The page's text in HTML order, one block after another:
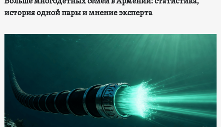
история одной пары и мнение эксперта